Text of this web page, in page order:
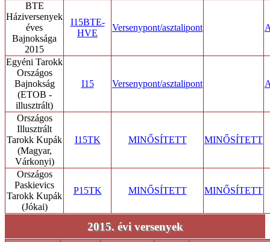
BTE
Háziversenyek
éves
Bajnoksága
2015
I15BTE-
HVE
Versenypont/asztalipont
Egyéni Tarokk
Országos
Bajnokság
(ETOB -
illusztrált)
I15 Versenypont/asztalipont
Országos
Illusztrált
Tarokk Kupák
(Magyar,
Várkonyi)
I15TK MINŐSÍTETT MINŐSÍTETT
Országos
Paskievics
Tarokk Kupák
(Jókai)
P15TK MINŐSÍTETT MINŐSÍTETT
2015. évi versenyek